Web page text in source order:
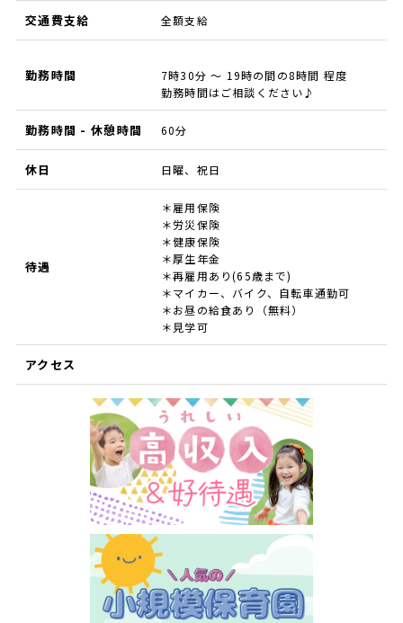
交通費支給 全額支給
勤務時間
7時30分 ～ 19時の間の8時間 程度
勤務時間はご相談ください♪
勤務時間 - 休憩時間 60分
休日 日曜、祝日
待遇
＊雇用保険
＊労災保険
＊健康保険
＊厚生年金
＊再雇用あり(65歳まで)
＊マイカー、バイク、自転車通勤可
＊お昼の給食あり（無料）
＊見学可
アクセス